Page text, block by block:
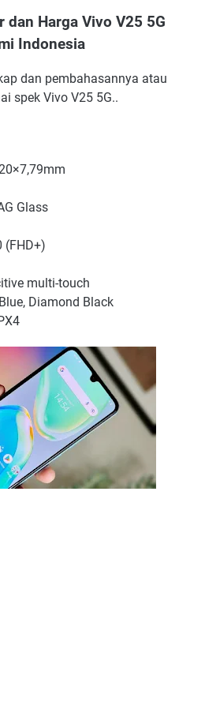
dan Harga Vivo V25 5G
Indonesia
dan pembahasannya atau
spek Vivo V25 5G..
Glass
(FHD+)
multi-touch
Diamond Black